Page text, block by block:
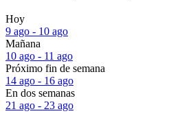
Hoy
9 ago - 10 ago
Mañana
10 ago - 11 ago
Próximo fin de semana
14 ago - 16 ago
En dos semanas
21 ago - 23 ago